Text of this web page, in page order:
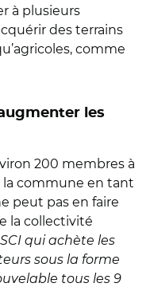
à plusieurs
des terrains
comme
les
200 membres à
la commune en tant
peut pas en faire
la collectivité
qui achète les
sous la forme
tous les 9